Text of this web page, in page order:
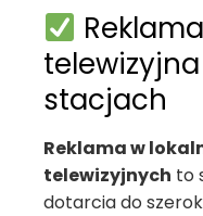
stacjach
Reklama w
telewizyjnych to
dotarcia do